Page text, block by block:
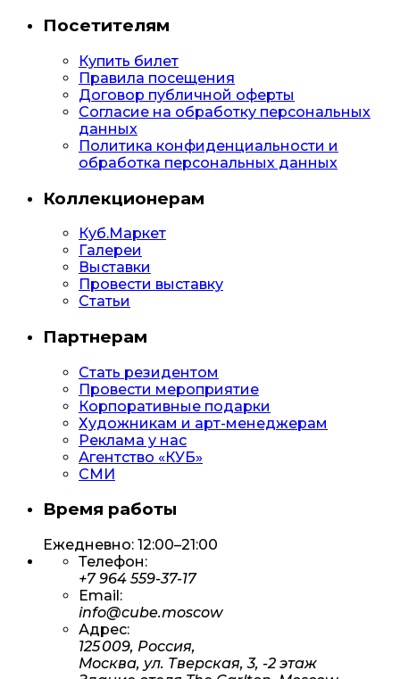
Посетителям
Купить билет
Правила посещения
Договор публичной оферты
Согласие на обработку персональных
данных
Политика конфиденциальности и
обработка персональных данных
Коллекционерам
Куб.Маркет
Галереи
Выставки
Провести выставку
Статьи
Партнерам
Стать резидентом
Провести мероприятие
Корпоративные подарки
Художникам и арт-менеджерам
Реклама у нас
Агентство «КУБ»
СМИ
Время работы
Ежедневно: 12:00–21:00
Телефон:
+7 964 559-37-17
Email:
info@cube.moscow
Адрес:
125 009, Россия,
Москва, ул. Тверская, 3, -2 этаж